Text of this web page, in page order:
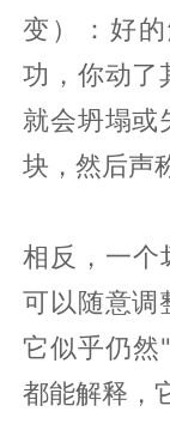
变）：好
功，你动了
就会坍塌或
块，然后声
相反，一个
可以随意调
它似乎仍然
都能解释，